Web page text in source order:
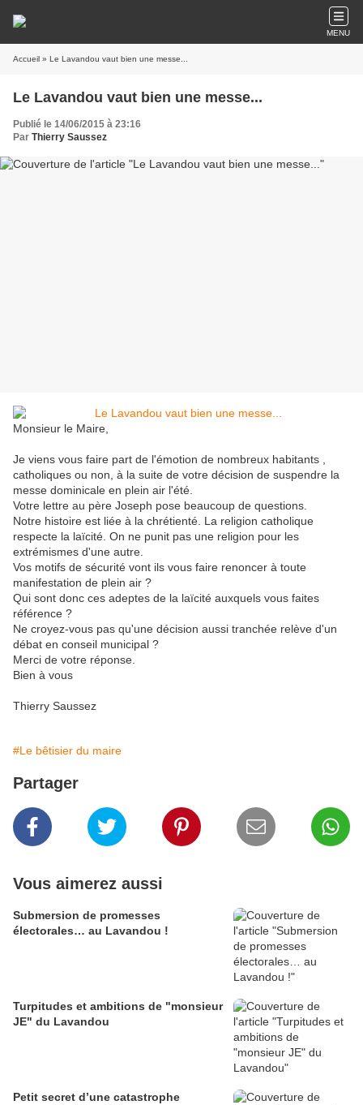
MENU
Accueil » Le Lavandou vaut bien une messe...
Le Lavandou vaut bien une messe...
Publié le 14/06/2015 à 23:16
Par Thierry Saussez
Monsieur le Maire,
Je viens vous faire part de l'émotion de nombreux habitants ,
catholiques ou non, à la suite de votre décision de suspendre la
messe dominicale en plein air l'été.
Votre lettre au père Joseph pose beaucoup de questions.
Notre histoire est liée à la chrétienté. La religion catholique
respecte la laïcité. On ne punit pas une religion pour les
extrémismes d'une autre.
Vos motifs de sécurité vont ils vous faire renoncer à toute
manifestation de plein air ?
Qui sont donc ces adeptes de la laïcité auxquels vous faites
référence ?
Ne croyez-vous pas qu'une décision aussi tranchée relève d'un
débat en conseil municipal ?
Merci de votre réponse.
Bien à vous
Thierry Saussez
#Le bêtisier du maire
Partager
Vous aimerez aussi
Submersion de promesses
électorales… au Lavandou !
Turpitudes et ambitions de "monsieur
JE" du Lavandou
Petit secret d’une catastrophe